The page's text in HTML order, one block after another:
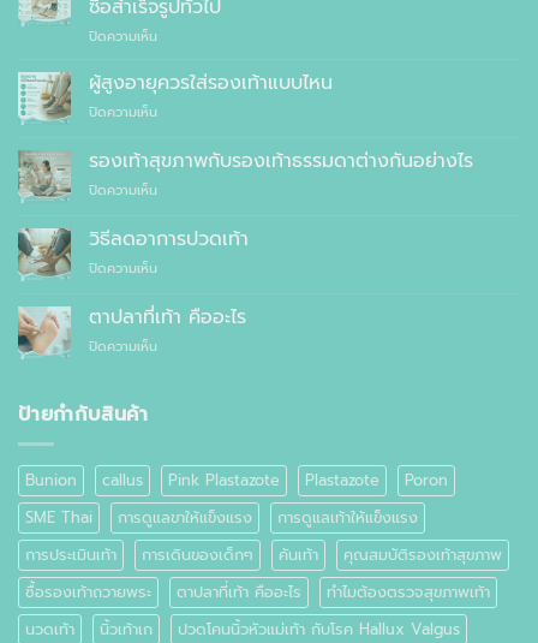
ที่
แพทย์
ซื้อสำเร็จรูปทั่วไป
ปิดความเห็นบน
เหตุผล
คุณ
สั่ง
ตัด
รองเท้า
สุขภาพ
สำเร็จรูป
ทั่วไป
ผู้สูงอายุควรใส่รองเท้าแบบไหน
ปิดความเห็นบน
สูง
อายุ
ควร
รองเท้า
ไหน
รองเท้าสุขภาพกับรองเท้าธรรมดาต่างกันอย่างไร
ปิดความเห็นบน
สุขภาพ
กับ
รองเท้า
ต่าง
อย่างไร
วิธีลดอาการปวดเท้า
ปิดความเห็นบน
ลด
อาการ
ปวด
ตาปลาที่เท้า คืออะไร
ปิดความเห็นบน
ป้ายกำกับสินค้า
Bunion callus Pink Plastazote Plastazote
Poron
SME Thai
การดูแลขาให้แข็งแรง
การดูแลเท้าให้แข็งแรง
การประเมินเท้า
การเดินของเด็กๆ คันเท้า
คุณสมบัติรองเท้าสุขภาพ
ซื้อรองเท้าถวายพระ
ตาปลาที่เท้า คืออะไร
ทำไมต้องตรวจสุขภาพเท้า
นวดเท้า
นิ้วเท้าเก
ปวดโคนนิ้วหัวแม่เท้า กับโรค Hallux Valgus